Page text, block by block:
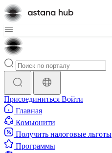
Присоединиться Войти
Главная
Комьюнити
Получить налоговые льготы
Программы